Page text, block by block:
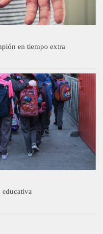
en tiempo extra